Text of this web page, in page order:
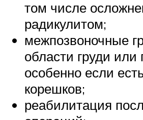
том числе
радикулитом;
межпозвоночные
области груди
особенно если
корешков;
реабилитация